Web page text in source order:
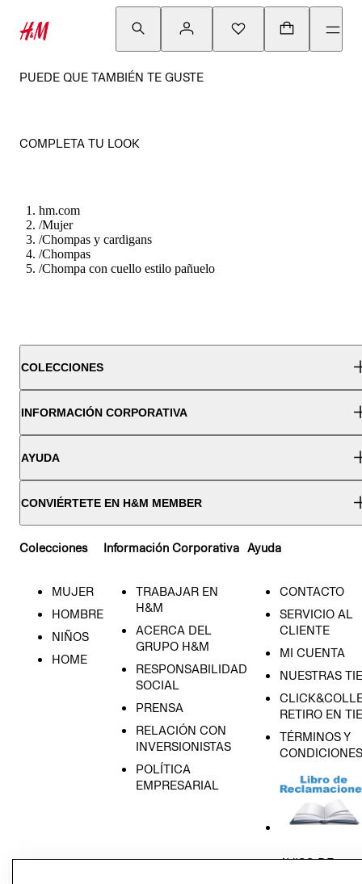
PUEDE QUE TAMBIÉN TE GUSTE
COMPLETA TU LOOK
hm.com
/Mujer
/Chompas y cardigans
/Chompas
/Chompa con cuello estilo pañuelo
COLECCIONES
INFORMACIÓN CORPORATIVA
AYUDA
CONVIÉRTETE EN H&M MEMBER
Colecciones
MUJER
HOMBRE
NIÑOS
HOME
Información Corporativa
TRABAJAR EN
H&M
ACERCA DEL
GRUPO H&M
RESPONSABILIDAD
SOCIAL
PRENSA
RELACIÓN CON
INVERSIONISTAS
POLÍTICA
EMPRESARIAL
Ayuda
CONTACTO
SERVICIO AL
CLIENTE
MI CUENTA
NUESTRAS
RETIRO EN
TÉRMINOS Y
CONDICIONES
AVISO DE